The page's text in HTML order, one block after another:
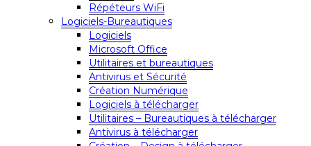
Répéteurs WiFi
Logiciels-Bureautiques
Logiciels
Microsoft Office
Utilitaires et bureautiques
Antivirus et Sécurité
Création Numérique
Logiciels à télécharger
Utilitaires – Bureautiques à télécharger
Antivirus à télécharger